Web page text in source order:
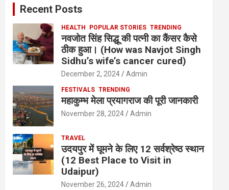
Recent Posts
HEALTH POPULAR STORIES TRENDING
नवजोत सिंह सिद्धू की पत्नी का कैंसर कैसे
ठीक हुआ। (How was Navjot Singh
Sidhu’s wife’s cancer cured)
December 2, 2024 Admin
FESTIVALS TRENDING
महाकुम्भ मेला प्रयागराज की पूरी जानकारी
November 28, 2024 Admin
TRAVEL
उदयपुर में घूमने के लिए 12 सर्वश्रेष्ठ स्थान
(12 Best Place to Visit in
Udaipur)
November 26, 2024 Admin